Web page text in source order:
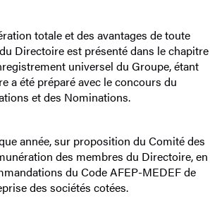
totale et des avantages de toute
Directoire est présenté dans le chapitre
universel du Groupe, étant
a été préparé avec le concours du
et des Nominations.
année, sur proposition du Comité des
des membres du Directoire, en
du Code AFEP-MEDEF de
des sociétés cotées.